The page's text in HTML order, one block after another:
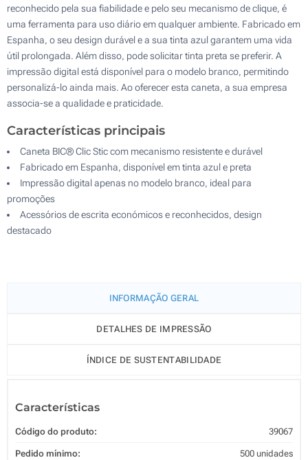
reconhecido pela sua fiabilidade e pelo seu mecanismo de clique, é
uma ferramenta para uso diário em qualquer ambiente. Fabricado em
Espanha, o seu design durável e a sua tinta azul garantem uma vida
útil prolongada. Além disso, pode solicitar tinta preta se preferir. A
impressão digital está disponível para o modelo branco, permitindo
personalizá-lo ainda mais. Ao oferecer esta caneta, a sua empresa
associa-se a qualidade e praticidade.
Características principais
Caneta BIC® Clic Stic com mecanismo resistente e durável
Fabricado em Espanha, disponível em tinta azul e preta
Impressão digital apenas no modelo branco, ideal para
promoções
Acessórios de escrita económicos e reconhecidos, design
destacado
INFORMAÇÃO GERAL
DETALHES DE IMPRESSÃO
ÍNDICE DE SUSTENTABILIDADE
Características
Código do produto: 39067
Pedido mínimo: 500 unidades